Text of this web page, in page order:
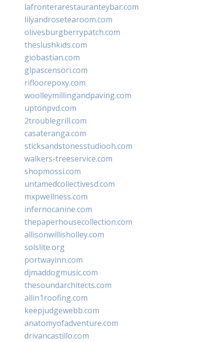
lafronterarestauranteybar.com
lilyandrosetearoom.com
olivesburgberrypatch.com
theslushkids.com
giobastian.com
glpascensori.com
rifloorepoxy.com
woolleymillingandpaving.com
uptonpvd.com
2troublegrill.com
casateranga.com
sticksandstonesstudiooh.com
walkers-treeservice.com
shopmossi.com
untamedcollectivesd.com
mxpwellness.com
infernocanine.com
thepaperhousecollection.com
allisonwillisholley.com
solslite.org
portwayinn.com
djmaddogmusic.com
thesoundarchitects.com
allin1roofing.com
keepjudgewebb.com
anatomyofadventure.com
drivancastillo.com